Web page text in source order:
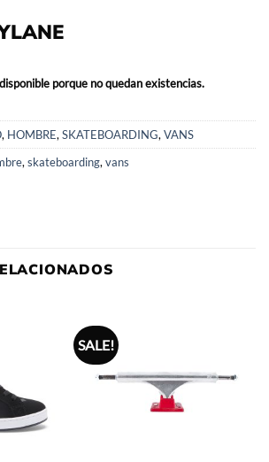
porque no quedan existencias.
, HOMBRE, SKATEBOARDING, VANS
, skateboarding, vans
SALE!